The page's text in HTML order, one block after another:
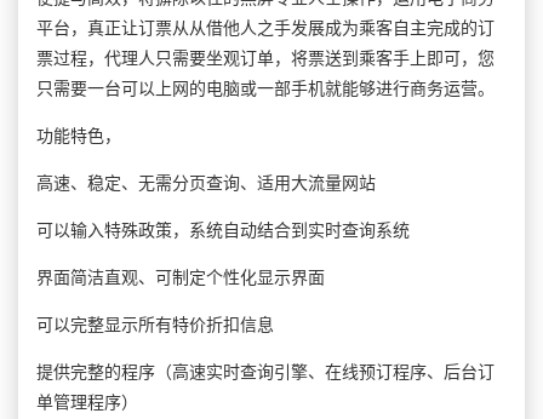
平台，真正让订票从从借他人之手发展成为乘客自主完成的订
票过程，代理人只需要坐观订单，将票送到乘客手上即可，您
只需要一台可以上网的电脑或一部手机就能够进行商务运营。
功能特色，
高速、稳定、无需分页查询、适用大流量网站
可以输入特殊政策，系统自动结合到实时查询系统
界面简洁直观、可制定个性化显示界面
可以完整显示所有特价折扣信息
提供完整的程序（高速实时查询引擎、在线预订程序、后台订
单管理程序）